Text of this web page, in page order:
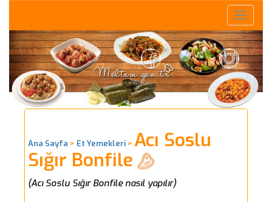
Toggle
Ana Sayfa > Et Yemekleri > Acı Soslu
Sığır Bonfile
(Acı Soslu Sığır Bonfile nasıl yapılır)